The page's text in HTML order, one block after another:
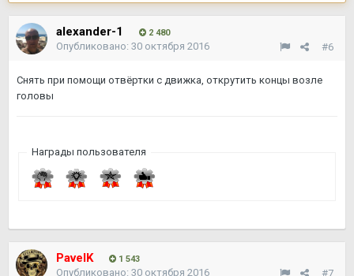
alexander-1 2 480
#6
Опубликовано: 30 октября 2016
Снять при помощи отвёртки с движка, открутить концы возле
головы
Награды пользователя
PavelK 1 543
#7
Опубликовано: 30 октября 2016